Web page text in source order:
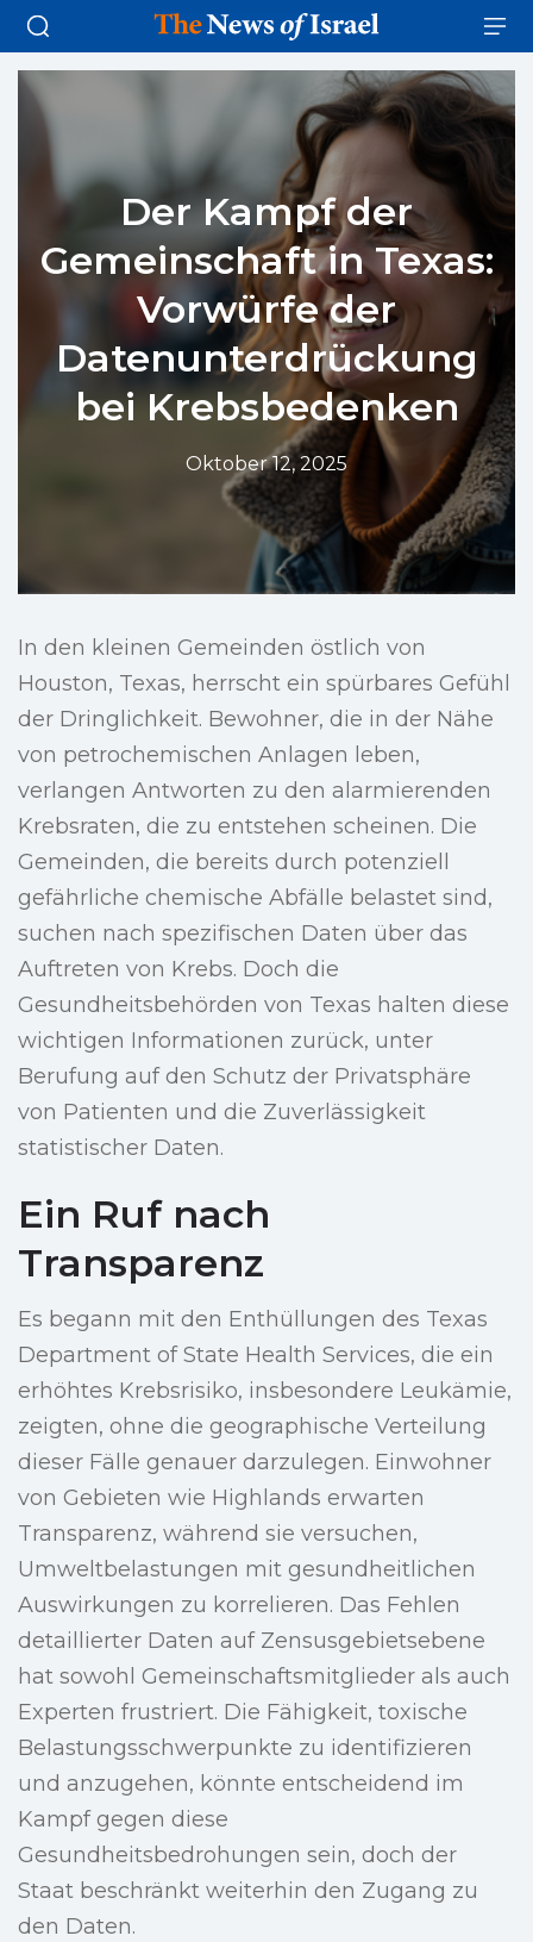
Der Kampf der
Gemeinschaft in Texas:
Vorwürfe der
Datenunterdrückung
bei Krebsbedenken
Oktober 12, 2025
In den kleinen Gemeinden östlich von
Houston, Texas, herrscht ein spürbares Gefühl
der Dringlichkeit. Bewohner, die in der Nähe
von petrochemischen Anlagen leben,
verlangen Antworten zu den alarmierenden
Krebsraten, die zu entstehen scheinen. Die
Gemeinden, die bereits durch potenziell
gefährliche chemische Abfälle belastet sind,
suchen nach spezifischen Daten über das
Auftreten von Krebs. Doch die
Gesundheitsbehörden von Texas halten diese
wichtigen Informationen zurück, unter
Berufung auf den Schutz der Privatsphäre
von Patienten und die Zuverlässigkeit
statistischer Daten.
Ein Ruf nach
Transparenz
Es begann mit den Enthüllungen des Texas
Department of State Health Services, die ein
erhöhtes Krebsrisiko, insbesondere Leukämie,
zeigten, ohne die geographische Verteilung
dieser Fälle genauer darzulegen. Einwohner
von Gebieten wie Highlands erwarten
Transparenz, während sie versuchen,
Umweltbelastungen mit gesundheitlichen
Auswirkungen zu korrelieren. Das Fehlen
detaillierter Daten auf Zensusgebietsebene
hat sowohl Gemeinschaftsmitglieder als auch
Experten frustriert. Die Fähigkeit, toxische
Belastungsschwerpunkte zu identifizieren
und anzugehen, könnte entscheidend im
Kampf gegen diese
Gesundheitsbedrohungen sein, doch der
Staat beschränkt weiterhin den Zugang zu
den Daten.